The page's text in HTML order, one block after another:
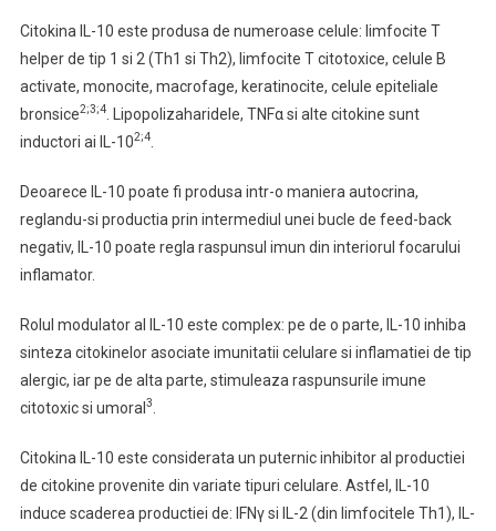
Citokina IL-10 este produsa de numeroase celule: limfocite T
helper de tip 1 si 2 (Th1 si Th2), limfocite T citotoxice, celule B
activate, monocite, macrofage, keratinocite, celule epiteliale
bronsice2;3;4. Lipopolizaharidele, TNFα si alte citokine sunt
inductori ai IL-102;4.
Deoarece IL-10 poate fi produsa intr-o maniera autocrina,
reglandu-si productia prin intermediul unei bucle de feed-back
negativ, IL-10 poate regla raspunsul imun din interiorul focarului
inflamator.
Rolul modulator al IL-10 este complex: pe de o parte, IL-10 inhiba
sinteza citokinelor asociate imunitatii celulare si inflamatiei de tip
alergic, iar pe de alta parte, stimuleaza raspunsurile imune
citotoxic si umoral 3
Citokina IL-10 este considerata un puternic inhibitor al productiei
de citokine provenite din variate tipuri celulare. Astfel, IL-10
induce scaderea productiei de: IFNγ si IL-2 (din limfocitele Th1), IL-